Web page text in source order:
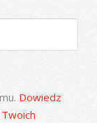
Dowiedz